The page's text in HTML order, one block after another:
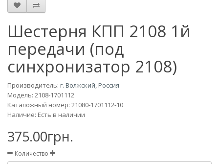
Шестерня КПП 2108 1й
передачи (под
синхронизатор 2108)
Производитель: г. Волжский, Россия
Модель: 2108-1701112
Каталожный номер: 21080-1701112-10
Наличие: Есть в наличии
375.00грн.
Количество